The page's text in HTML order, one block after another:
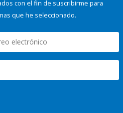
con el fin de suscribirme para
que he seleccionado.